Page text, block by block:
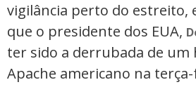
vigilância perto do estreito,
que o presidente dos EUA,
ter sido a derrubada de um
Apache americano na